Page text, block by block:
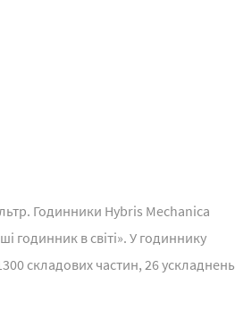
Годинники Hybris Mechanica
годинник в світі». У годиннику
складових частин, 26 ускладнень